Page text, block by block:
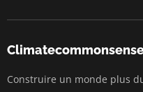
Construire un monde plus